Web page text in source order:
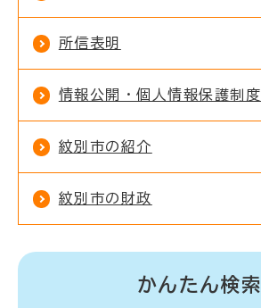
所信表明
情報公開・個人情報保護制度
紋別市の紹介
紋別市の財政
かんたん検索